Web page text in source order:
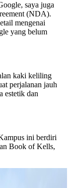
saya juga
(NDA).
mengenai
yang belum
kaki keliling
perjalanan jauh
estetik dan
ini berdiri
Book of Kells,